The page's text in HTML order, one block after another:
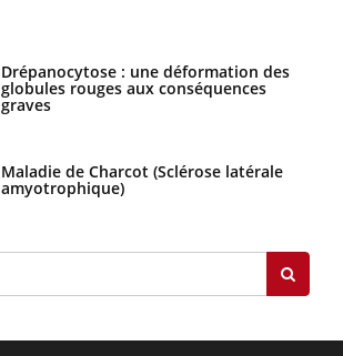
Drépanocytose : une déformation des
globules rouges aux conséquences
graves
Maladie de Charcot (Sclérose latérale
amyotrophique)